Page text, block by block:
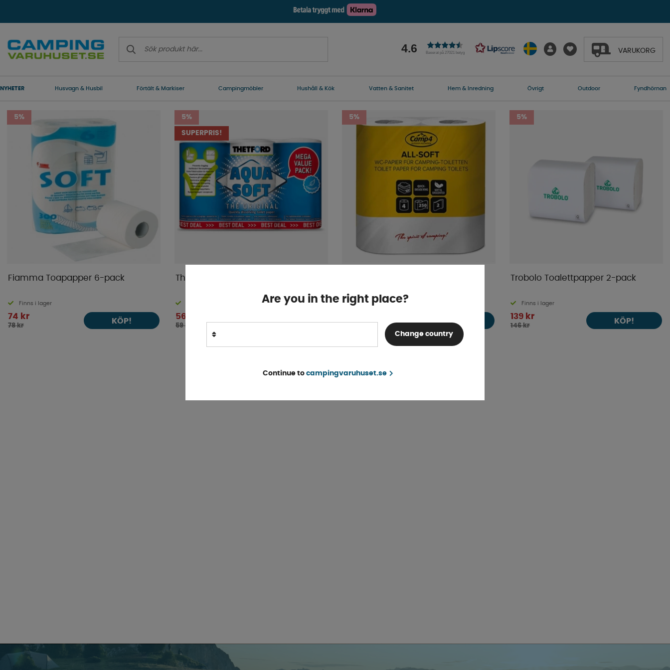
4.6 Baserat på 27021 betyg VARUKORG
NYHETER Husvagn & Husbil Förtält & Markiser Campingmöbler Hushåll & Kök Vatten & Sanitet Hem & Inredning Övrigt Outdoor Fyndhörnan
5%
Fiamma Toapapper 6-pack
Finns i lager
74 kr
78 kr
KÖP!
5%
SUPERPRIS!
Thetford Toalettpapper 6-pack
56 kr
59 kr
KÖP!
5%
Finns i lager
KÖP!
5%
Trobolo Toalettpapper 2-pack
Finns i lager
139 kr
146 kr
KÖP!
Are you in the right place?
Change country
Continue to campingvaruhuset.se